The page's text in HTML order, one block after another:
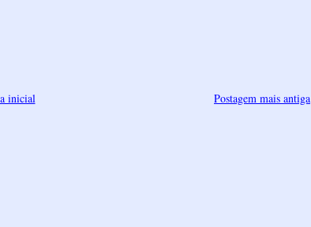
Postagem mais antiga
inicial